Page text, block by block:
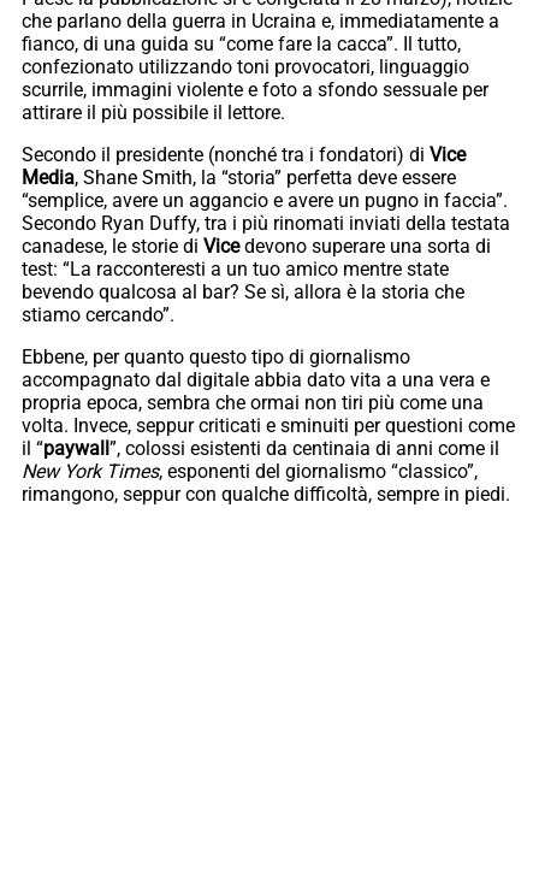
che parlano della guerra in Ucraina e, immediatamente a
fianco, di una guida su “come fare la cacca”. Il tutto,
confezionato utilizzando toni provocatori, linguaggio
scurrile, immagini violente e foto a sfondo sessuale per
attirare il più possibile il lettore.
Secondo il presidente (nonché tra i fondatori) di Vice
Media, Shane Smith, la “storia” perfetta deve essere
“semplice, avere un aggancio e avere un pugno in faccia”.
Secondo Ryan Duffy, tra i più rinomati inviati della testata
canadese, le storie di Vicedevono superare una sorta di
test: “La racconteresti a un tuo amico mentre state
bevendo qualcosa al bar? Se sì, allora è la storia che
stiamo cercando”.
Ebbene, per quanto questo tipo di giornalismo
accompagnato dal digitale abbia dato vita a una vera e
propria epoca, sembra che ormai non tiri più come una
volta. Invece, seppur criticati e sminuiti per questioni come
il “paywall”, colossi esistenti da centinaia di anni come il
New York Times, esponenti del giornalismo “classico”,
rimangono, seppur con qualche difficoltà, sempre in piedi.